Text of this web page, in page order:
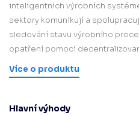
inteligentních výrobních
sektory komunikují a
sledování stavu výrobního
opatření pomocí
Více o produktu
Hlavní výhody